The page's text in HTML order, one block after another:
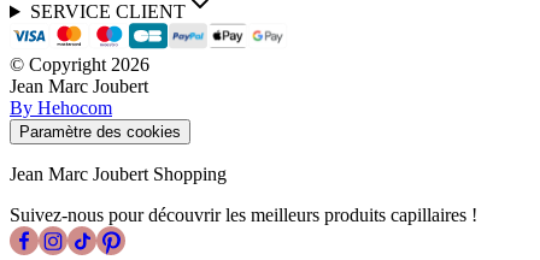
SERVICE CLIENT
© Copyright 2026
Jean Marc Joubert
By Hehocom
Paramètre des cookies
Jean Marc Joubert Shopping
Suivez-nous pour découvrir les meilleurs produits capillaires !